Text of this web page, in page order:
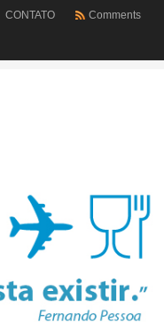
CONTATO Comments